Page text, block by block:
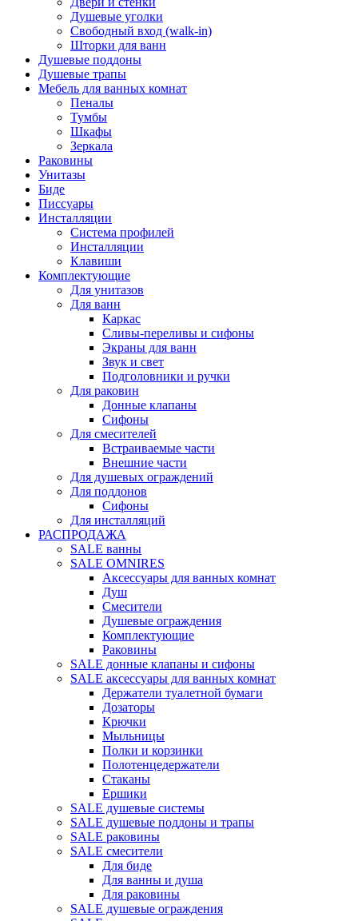
Душевые уголки
Свободный вход (walk-in)
Шторки для ванн
Душевые поддоны
Душевые трапы
Мебель для ванных комнат
Пеналы
Тумбы
Шкафы
Зеркала
Раковины
Унитазы
Биде
Писсуары
Инсталляции
Система профилей
Инсталляции
Клавиши
Комплектующие
Для унитазов
Для ванн
Каркас
Сливы-переливы и сифоны
Экраны для ванн
Звук и свет
Подголовники и ручки
Для раковин
Донные клапаны
Сифоны
Для смесителей
Встраиваемые части
Внешние части
Для душевых ограждений
Для поддонов
Сифоны
Для инсталляций
РАСПРОДАЖА
SALE ванны
SALE OMNIRES
Аксессуары для ванных комнат
Душ
Смесители
Душевые ограждения
Комплектующие
Раковины
SALE донные клапаны и сифоны
SALE аксессуары для ванных комнат
Держатели туалетной бумаги
Дозаторы
Крючки
Мыльницы
Полки и корзинки
Полотенцедержатели
Стаканы
Ершики
SALE душевые системы
SALE душевые поддоны и трапы
SALE раковины
SALE смесители
Для биде
Для ванны и душа
Для раковины
SALE душевые ограждения